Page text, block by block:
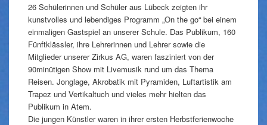
26 Schülerinnen und Schüler aus Lübeck zeigten ihr
kunstvolles und lebendiges Programm „On the go“ bei einem
einmaligen Gastspiel an unserer Schule. Das Publikum, 160
Fünftklässler, ihre Lehrerinnen und Lehrer sowie die
Mitglieder unserer Zirkus AG, waren fasziniert von der
90minütigen Show mit Livemusik rund um das Thema
Reisen. Jonglage, Akrobatik mit Pyramiden, Luftartistik am
Trapez und Vertikaltuch und vieles mehr hielten das
Publikum in Atem.
Die jungen Künstler waren in ihrer ersten Herbstferienwoche